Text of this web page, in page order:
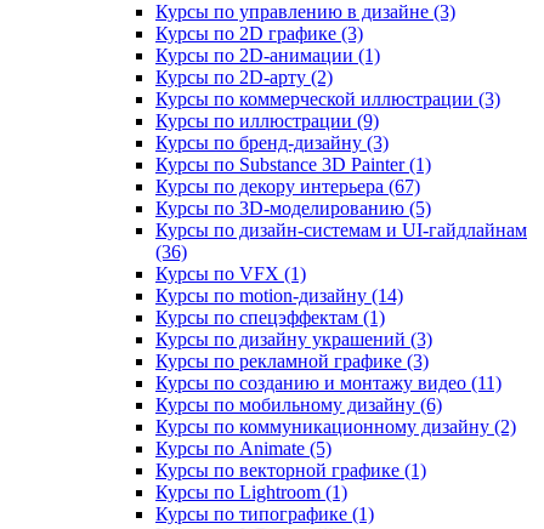
Курсы по управлению в дизайне (3)
Курсы по 2D графике (3)
Курсы по 2D‑анимации (1)
Курсы по 2D‑арту (2)
Курсы по коммерческой иллюстрации (3)
Курсы по иллюстрации (9)
Курсы по бренд‑дизайну (3)
Курсы по Substance 3D Painter (1)
Курсы по декору интерьера (67)
Курсы по 3D‑моделированию (5)
Курсы по дизайн-системам и UI-гайдлайнам
(36)
Курсы по VFX (1)
Курсы по motion-дизайну (14)
Курсы по спецэффектам (1)
Курсы по дизайну украшений (3)
Курсы по рекламной графике (3)
Курсы по созданию и монтажу видео (11)
Курсы по мобильному дизайну (6)
Курсы по коммуникационному дизайну (2)
Курсы по Animate (5)
Курсы по векторной графике (1)
Курсы по Lightroom (1)
Курсы по типографике (1)